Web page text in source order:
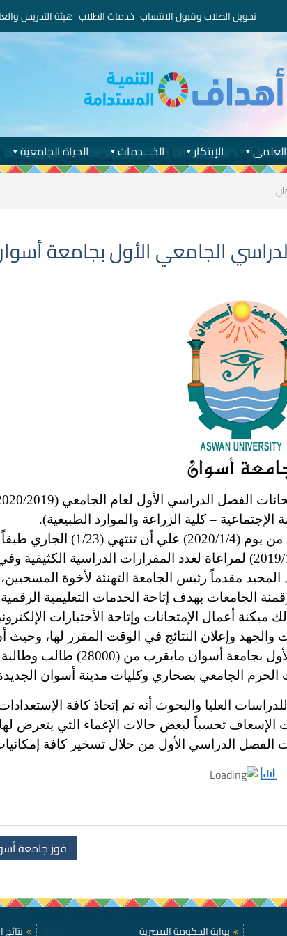
تحويل الطلاب وقبول الانتساب خدمات الطلاب هيئة التدريس
الحياة الجامعية الخـــدمات الإبتكار
– كلية الزراعة والموارد الطبيعية).
” علي أنه بدأت إمتحانات الفصل الدراسي
المجلس الأعلي للجامعات كما بدأت بعض الكليات من يوم (2019/12/28) لمراعاة لعدد
2020/1/7) مراعاة للأعياد الميلاد المجيد مقدماً رئيس الجامعة التهنئة
الجامعات بهدف إتاحة الخدمات التعليمية
أعمال الإمتحانات وإتاحة الأختبارات
والجهد وإعلان النتائج في الوقت المقرر لها، وحيث
معايير الجودة المقررة لها، حيث يؤدي
العليا والبحوث أنه تم إتخاذ كافة
الإسعاف تحسباً لبعض حالات الإغماء التي يتعرض
الفصل الدراسي الأول من خلال تسخير كافة
فوز جامعة
بوابة الحكومة المصرية